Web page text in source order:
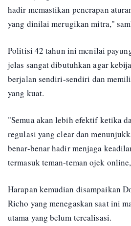
hadir memastikan penerapan
yang dinilai merugikan mitra,"
Politisi 42 tahun ini menilai
jelas sangat dibutuhkan agar
berjalan sendiri-sendiri dan
yang kuat.
"Semua akan lebih efektif ketika
regulasi yang clear dan
benar-benar hadir menjaga
termasuk teman-teman ojek
Harapan kemudian disampaikan
Richo yang menegaskan saat ini
utama yang belum terealisasi.